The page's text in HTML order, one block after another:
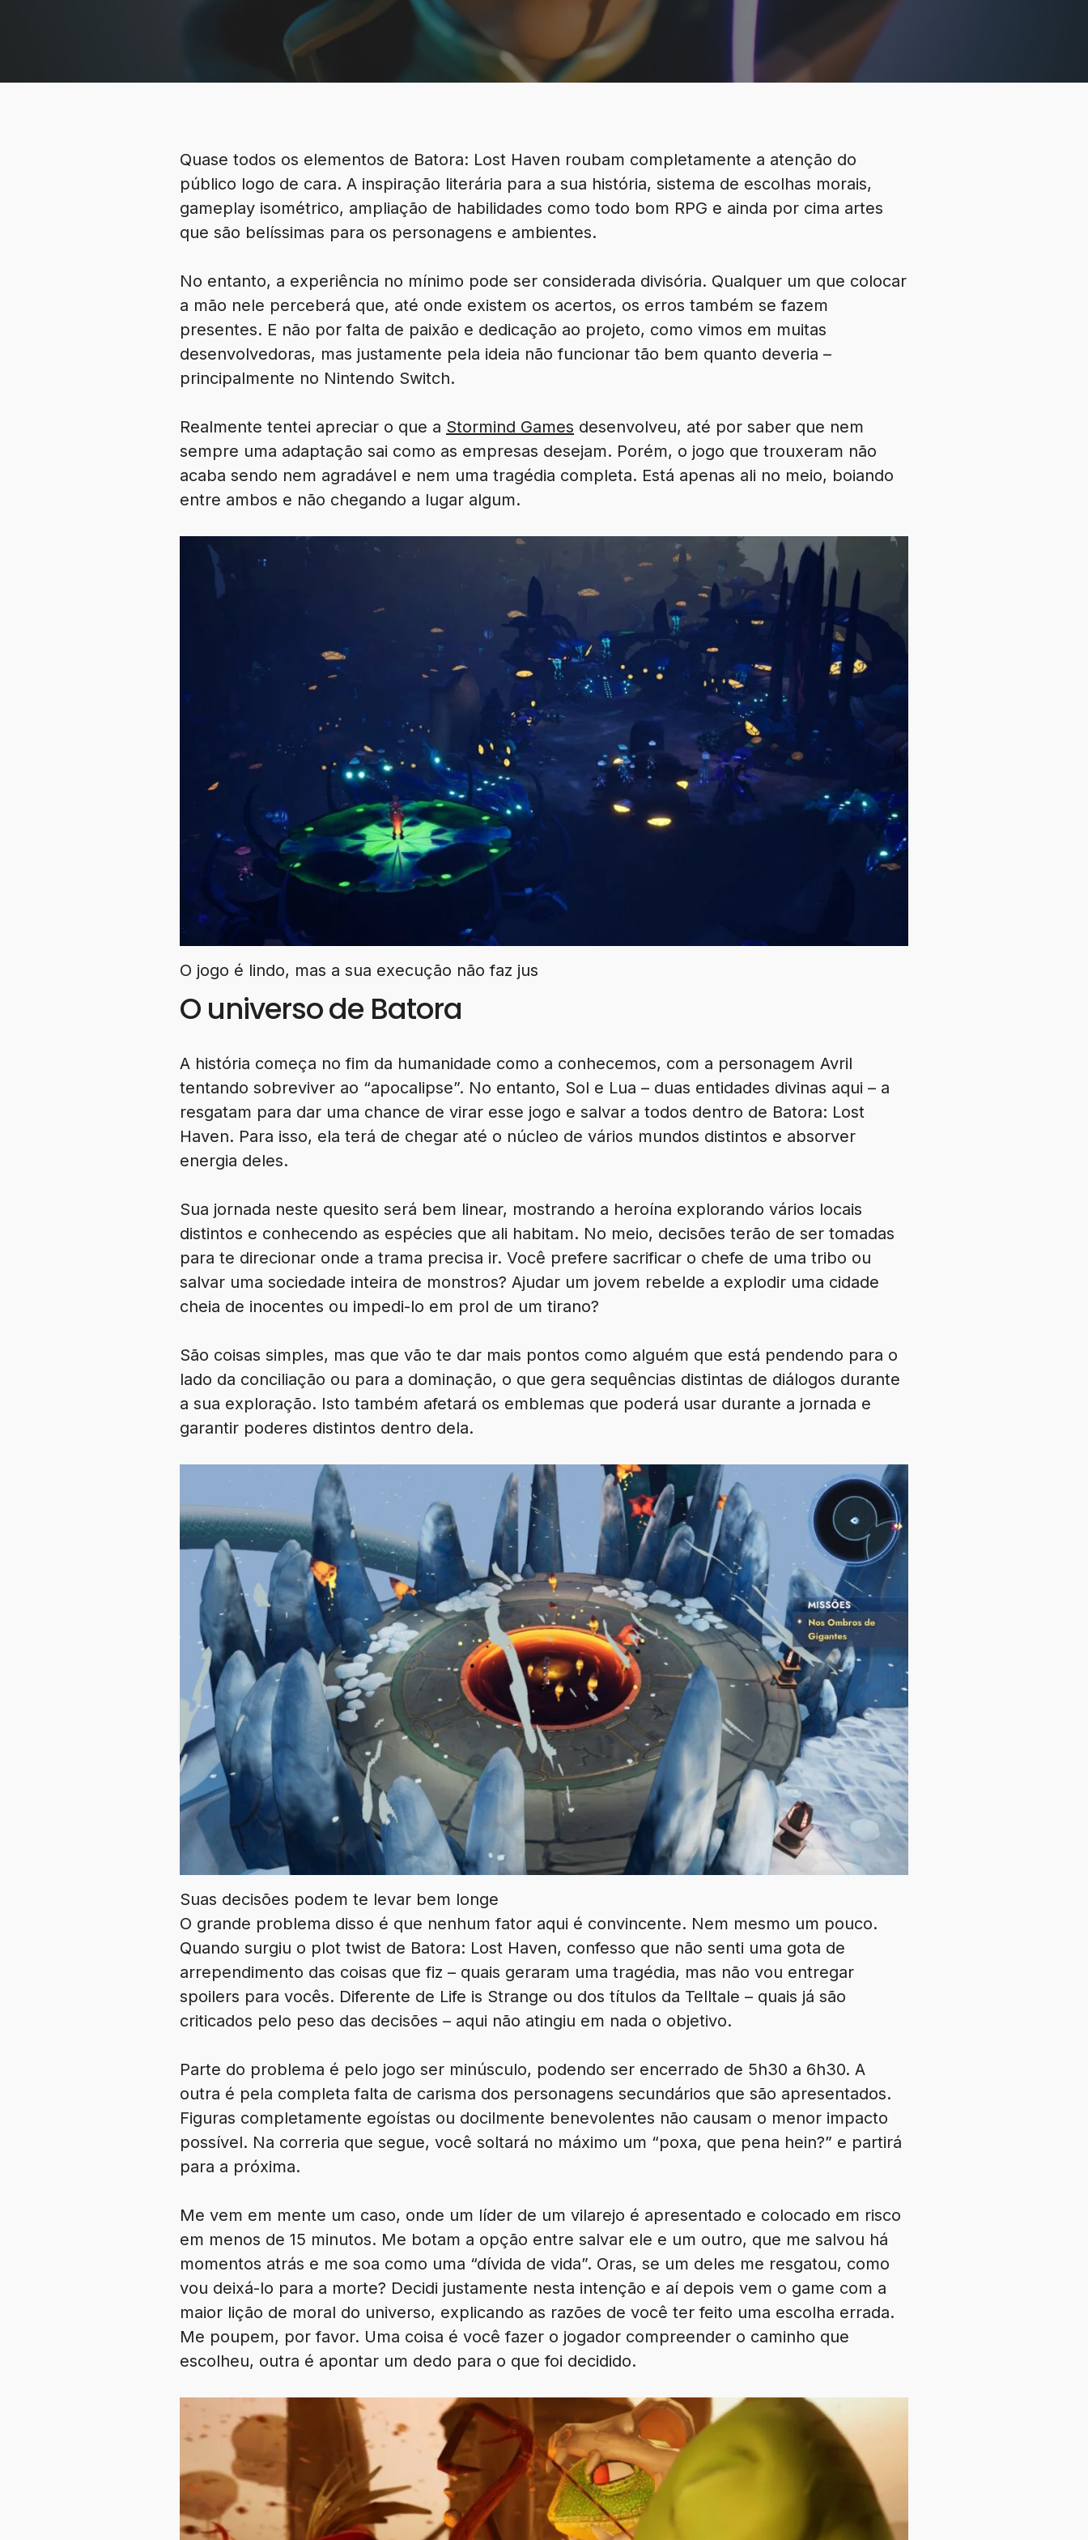
Quase todos os elementos de Batora: Lost Haven roubam completamente a atenção do
público logo de cara. A inspiração literária para a sua história, sistema de escolhas morais,
gameplay isométrico, ampliação de habilidades como todo bom RPG e ainda por cima artes
que são belíssimas para os personagens e ambientes.
No entanto, a experiência no mínimo pode ser considerada divisória. Qualquer um que colocar
a mão nele perceberá que, até onde existem os acertos, os erros também se fazem
presentes. E não por falta de paixão e dedicação ao projeto, como vimos em muitas
desenvolvedoras, mas justamente pela ideia não funcionar tão bem quanto deveria –
principalmente no Nintendo Switch.
Realmente tentei apreciar o que a Stormind Games desenvolveu, até por saber que nem
sempre uma adaptação sai como as empresas desejam. Porém, o jogo que trouxeram não
acaba sendo nem agradável e nem uma tragédia completa. Está apenas ali no meio, boiando
entre ambos e não chegando a lugar algum.
O jogo é lindo, mas a sua execução não faz jus
O universo de Batora
A história começa no fim da humanidade como a conhecemos, com a personagem Avril
tentando sobreviver ao “apocalipse”. No entanto, Sol e Lua – duas entidades divinas aqui – a
resgatam para dar uma chance de virar esse jogo e salvar a todos dentro de Batora: Lost
Haven. Para isso, ela terá de chegar até o núcleo de vários mundos distintos e absorver
energia deles.
Sua jornada neste quesito será bem linear, mostrando a heroína explorando vários locais
distintos e conhecendo as espécies que ali habitam. No meio, decisões terão de ser tomadas
para te direcionar onde a trama precisa ir. Você prefere sacrificar o chefe de uma tribo ou
salvar uma sociedade inteira de monstros? Ajudar um jovem rebelde a explodir uma cidade
cheia de inocentes ou impedi-lo em prol de um tirano?
São coisas simples, mas que vão te dar mais pontos como alguém que está pendendo para o
lado da conciliação ou para a dominação, o que gera sequências distintas de diálogos durante
a sua exploração. Isto também afetará os emblemas que poderá usar durante a jornada e
garantir poderes distintos dentro dela.
Suas decisões podem te levar bem longe
O grande problema disso é que nenhum fator aqui é convincente. Nem mesmo um pouco.
Quando surgiu o plot twist de Batora: Lost Haven, confesso que não senti uma gota de
arrependimento das coisas que fiz – quais geraram uma tragédia, mas não vou entregar
spoilers para vocês. Diferente de Life is Strange ou dos títulos da Telltale – quais já são
criticados pelo peso das decisões – aqui não atingiu em nada o objetivo.
Parte do problema é pelo jogo ser minúsculo, podendo ser encerrado de 5h30 a 6h30. A
outra é pela completa falta de carisma dos personagens secundários que são apresentados.
Figuras completamente egoístas ou docilmente benevolentes não causam o menor impacto
possível. Na correria que segue, você soltará no máximo um “poxa, que pena hein?” e partirá
para a próxima.
Me vem em mente um caso, onde um líder de um vilarejo é apresentado e colocado em risco
em menos de 15 minutos. Me botam a opção entre salvar ele e um outro, que me salvou há
momentos atrás e me soa como uma “dívida de vida”. Oras, se um deles me resgatou, como
vou deixá-lo para a morte? Decidi justamente nesta intenção e aí depois vem o game com a
maior lição de moral do universo, explicando as razões de você ter feito uma escolha errada.
Me poupem, por favor. Uma coisa é você fazer o jogador compreender o caminho que
escolheu, outra é apontar um dedo para o que foi decidido.